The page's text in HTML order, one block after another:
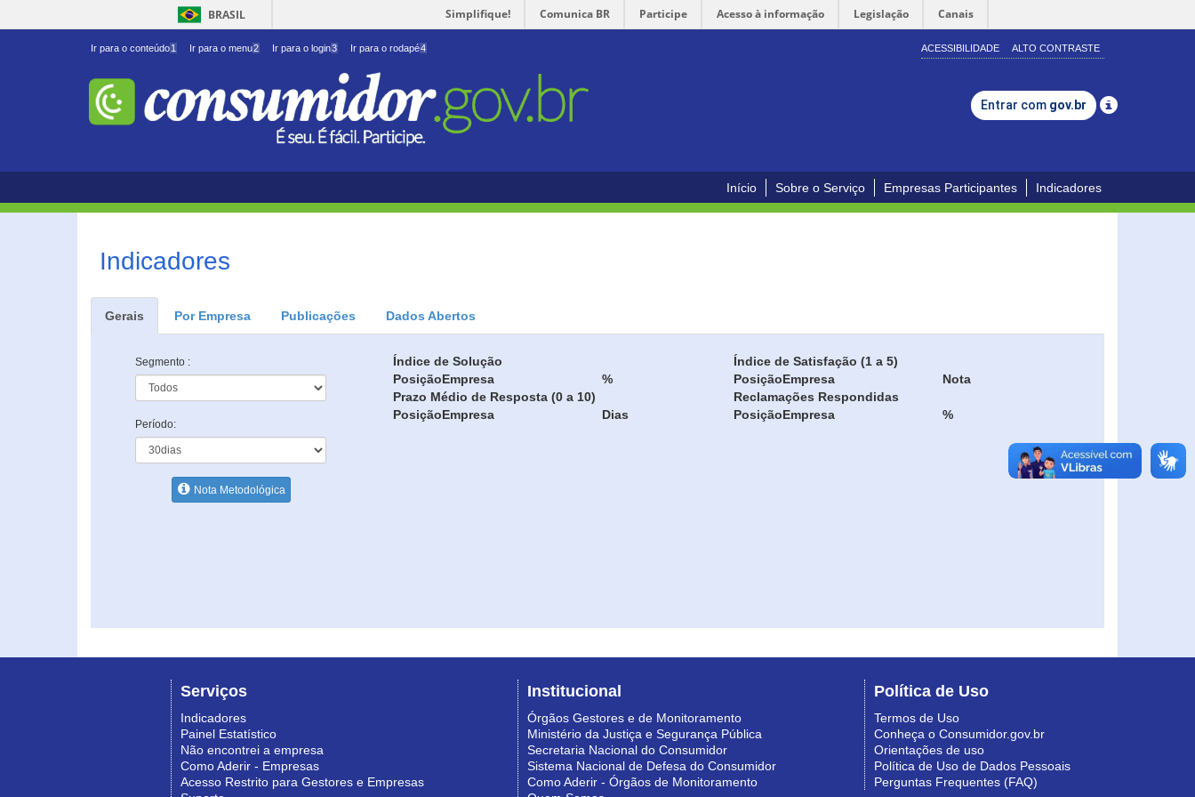
BRASIL Simplifique! Comunica BR Participe Acesso à informação Legislação Canais
Ir para o conteúdo1 Ir para o menu2 Ir para o login3 Ir para o rodapé4 ACESSIBILIDADE ALTO CONTRASTE
Entrar com gov.br
Início Sobre o Serviço Empresas Participantes Indicadores
Indicadores
Gerais Por Empresa Publicações Dados Abertos
Segmento :
Período:
Nota Metodológica
Índice de Solução
PosiçãoEmpresa %
Índice de Satisfação (1 a 5)
PosiçãoEmpresa
Nota
Prazo Médio de Resposta (0 a 10)
PosiçãoEmpresa Dias
Reclamações Respondidas
PosiçãoEmpresa %
Serviços
Indicadores
Painel Estatístico
Não encontrei a empresa
Como Aderir - Empresas
Acesso Restrito para Gestores e Empresas
Institucional
Órgãos Gestores e de Monitoramento
Ministério da Justiça e Segurança Pública
Secretaria Nacional do Consumidor
Sistema Nacional de Defesa do Consumidor
Como Aderir - Órgãos de Monitoramento
Política de Uso
Termos de Uso
Conheça o Consumidor.gov.br
Orientações de uso
Política de Uso de Dados Pessoais
Perguntas Frequentes (FAQ)